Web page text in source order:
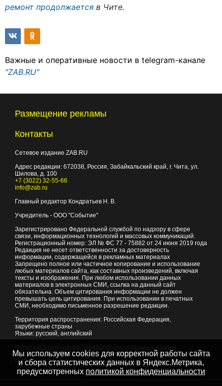
ремонт продолжается в Чите.
Важные и оперативные новости в telegram-канале
"ZAB.RU"
Размещение рекламы
Контакты
Сетевое издание ZAB.RU
Адрес редакции: 672038 , Россия, Забайкальский край, г. Чита ул.
Шилова, д. 100
+7 (3022) 32-55-66
info@zab.ru
Главный редактор Кондратьев Н. В.
Учредитель - ООО "Событие"
Зарегистрировано Федеральной службой по надзору в сфере
связи, информационных технологий и массовых коммуникаций.
Регистрационный номер: ЭЛ № ФС 77 - 75882 от 24 июня 2019 года
Редакция не несет ответственности за достоверность
информации, содержащейся в рекламных материалах
Запрещено полное или частичное копирование и использование
любых материалов сайта, как составных произведений, включая
тексты и изображения. При любом использовании данных
материалов в электронных СМИ, ссылка на данный сайт
обязательна. Объем цитирования информации не должен
превышать цель цитирования. При использовании в печатных
СМИ, необходимо письменное разрешение редакции.
Территория распространения: Российская Федерация,
зарубежные страны
Языки: русский, английский
© 2007 - 2026Портал Читы и Забайкальского края
Мы используем cookies для корректной работы сайта
и сбора статистических данных в Яндекс.Метрика,
предусмотренных политикой конфиденциальности